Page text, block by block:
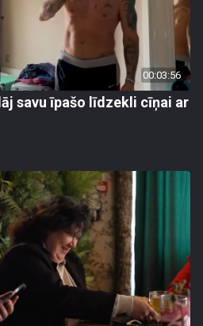
00:03:56
savu īpašo līdzekli cīņai ar